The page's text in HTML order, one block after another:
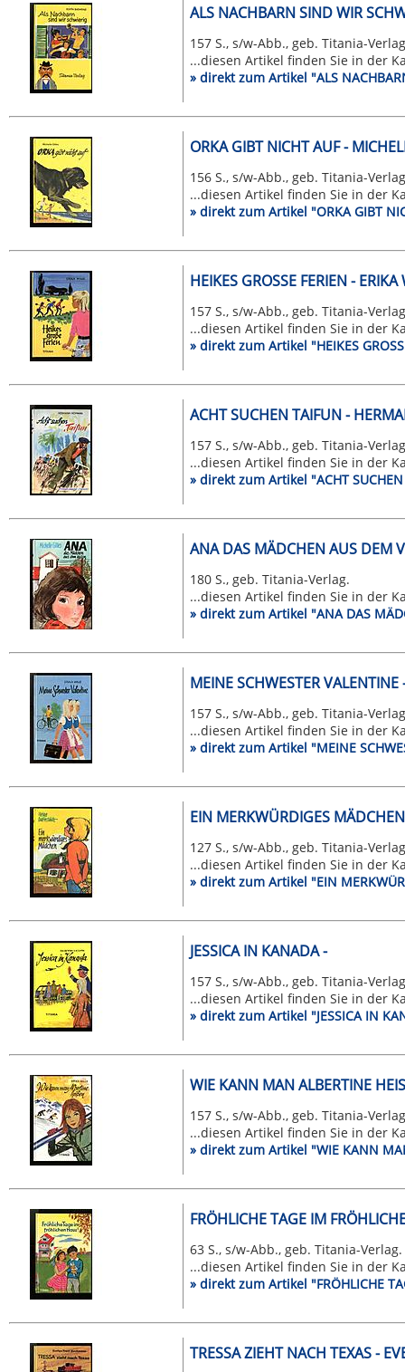
ALS NACHBARN SIND WIR
157 S., s/w-Abb., geb. Titania-
...diesen Artikel finden Sie in der
» direkt zum Artikel "ALS
ORKA GIBT NICHT AUF -
156 S., s/w-Abb., geb. Titania-
...diesen Artikel finden Sie in der
» direkt zum Artikel "ORKA GIBT
HEIKES GROSSE FERIEN - ERIKA
157 S., s/w-Abb., geb. Titania-
...diesen Artikel finden Sie in der
» direkt zum Artikel "HEIKES
ACHT SUCHEN TAIFUN -
157 S., s/w-Abb., geb. Titania-
...diesen Artikel finden Sie in der
» direkt zum Artikel "ACHT
ANA DAS MÄDCHEN AUS DEM
180 S., geb. Titania-Verlag.
...diesen Artikel finden Sie in der
» direkt zum Artikel "ANA DAS
MEINE SCHWESTER VALENTINE
157 S., s/w-Abb., geb. Titania-
...diesen Artikel finden Sie in der
» direkt zum Artikel "MEINE
EIN MERKWÜRDIGES
127 S., s/w-Abb., geb. Titania-
...diesen Artikel finden Sie in der
» direkt zum Artikel "EIN
JESSICA IN KANADA -
157 S., s/w-Abb., geb. Titania-
...diesen Artikel finden Sie in der
» direkt zum Artikel "JESSICA IN
WIE KANN MAN ALBERTINE
157 S., s/w-Abb., geb. Titania-
...diesen Artikel finden Sie in der
» direkt zum Artikel "WIE KANN
FRÖHLICHE TAGE IM
63 S., s/w-Abb., geb. Titania-Verlag.
...diesen Artikel finden Sie in der
» direkt zum Artikel "FRÖHLICHE
TRESSA ZIEHT NACH TEXAS -